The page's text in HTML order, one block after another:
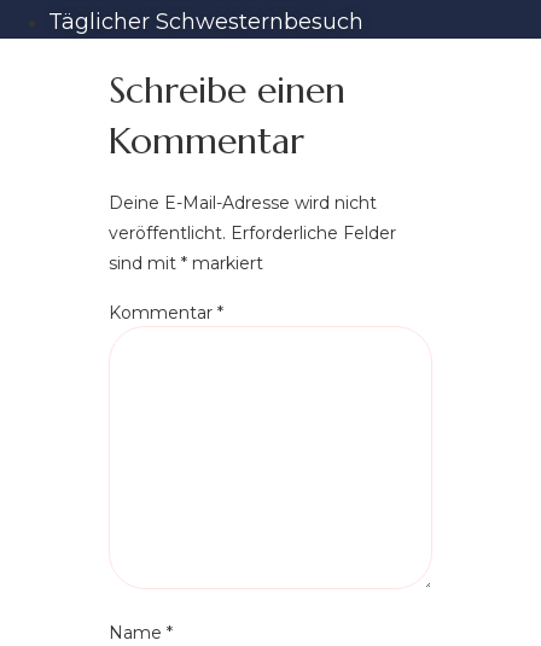
Täglicher Schwesternbesuch
Schreibe einen
Kommentar
Deine E-Mail-Adresse wird nicht
veröffentlicht. Erforderliche Felder
sind mit *markiert
Kommentar *
Name *